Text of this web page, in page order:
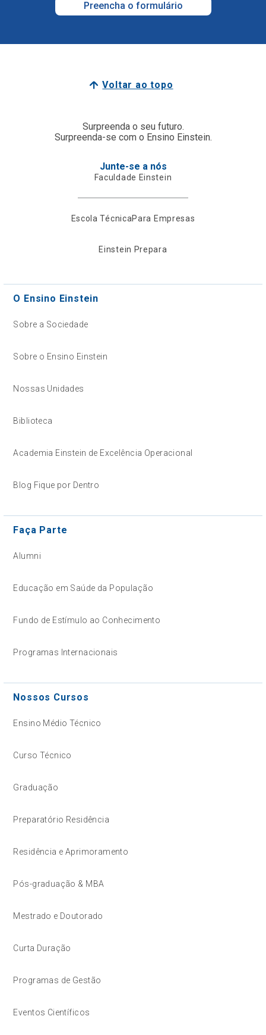
Preencha o formulário
Voltar ao topo
Surpreenda o seu futuro.
Surpreenda-se com o Ensino Einstein.
Junte-se a nós
Faculdade Einstein
Escola TécnicaPara Empresas
Einstein Prepara
O Ensino Einstein
Sobre a Sociedade
Sobre o Ensino Einstein
Nossas Unidades
Biblioteca
Academia Einstein de Excelência Operacional
Blog Fique por Dentro
Faça Parte
Alumni
Educação em Saúde da População
Fundo de Estímulo ao Conhecimento
Programas Internacionais
Nossos Cursos
Ensino Médio Técnico
Curso Técnico
Graduação
Preparatório Residência
Residência e Aprimoramento
Pós-graduação & MBA
Mestrado e Doutorado
Curta Duração
Programas de Gestão
Eventos Científicos